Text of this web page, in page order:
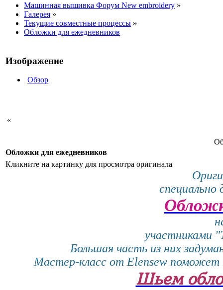
Машинная вышивка Форум New embroidery »
Галерея »
Текущие совместные процессы »
Обложки для ежедневников
Изображение
Обзор
«
Обложки для ежедневников
Кликните на картинку для просмотра оригинала
специально
участниками
Большая часть из них
Мастер-класс от Elensew
Шьем